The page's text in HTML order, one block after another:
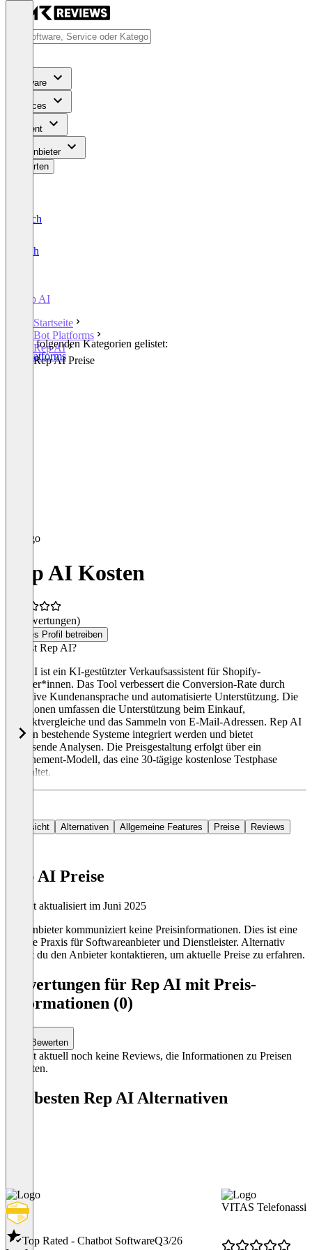
Software
Services
Content
Für Anbieter
Bewerten
Deutsch
English
Rep AI
Startseite
Bot Platforms
Rep AI
Rep AI Preise
In den folgenden Kategorien gelistet:
Bot Platforms
Rep AI Kosten
(0 Bewertungen)
Dieses Profil betreiben
Was ist Rep AI?
Rep AI ist ein KI-gestützter Verkaufsassistent für Shopify-
Händler*innen. Das Tool verbessert die Conversion-Rate durch
proaktive Kundenansprache und automatisierte Unterstützung. Die
Funktionen umfassen die Unterstützung beim Einkauf,
Produktvergleiche und das Sammeln von E-Mail-Adressen. Rep AI
kann in bestehende Systeme integriert werden und bietet
umfassende Analysen. Die Preisgestaltung erfolgt über ein
Abonnement-Modell, das eine 30-tägige kostenlose Testphase
beinhaltet.
Übersicht Alternativen Allgemeine Features Preise Reviews
Rep AI Preise
Zuletzt aktualisiert im Juni 2025
Der Anbieter kommuniziert keine Preisinformationen. Dies ist eine
übliche Praxis für Softwareanbieter und Dienstleister. Alternativ
kannst du den Anbieter kontaktieren, um aktuelle Preise zu erfahren.
Bewertungen für Rep AI mit Preis-
Informationen (0)
Bewerten
Es gibt aktuell noch keine Reviews, die Informationen zu Preisen
enthalten.
Die besten Rep AI Alternativen
Top Rated - Chatbot SoftwareQ3/26
VITAS